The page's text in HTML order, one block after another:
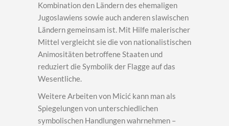
Kombination den Ländern des ehemaligen
Jugoslawiens sowie auch anderen slawischen
Ländern gemeinsam ist. Mit Hilfe malerischer
Mittel vergleicht sie die von nationalistischen
Animositäten betroffene Staaten und
reduziert die Symbolik der Flagge auf das
Wesentliche.
Weitere Arbeiten von Micić kann man als
Spiegelungen von unterschiedlichen
symbolischen Handlungen wahrnehmen –